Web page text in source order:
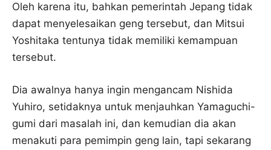
Oleh karena itu, bahkan pemerintah Jepang tidak
dapat menyelesaikan geng tersebut, dan Mitsui
Yoshitaka tentunya tidak memiliki kemampuan
tersebut.
Dia awalnya hanya ingin mengancam Nishida
Yuhiro, setidaknya untuk menjauhkan Yamaguchi-
gumi dari masalah ini, dan kemudian dia akan
menakuti para pemimpin geng lain, tapi sekarang